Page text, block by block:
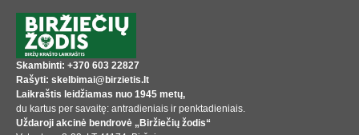
Skambinti: +370 603 22827
Rašyti: skelbimai@birzietis.lt
Laikraštis leidžiamas nuo 1945 metų,
du kartus per savaitę: antradieniais ir penktadieniais.
Uždaroji akcinė bendrovė „Biržiečių žodis“